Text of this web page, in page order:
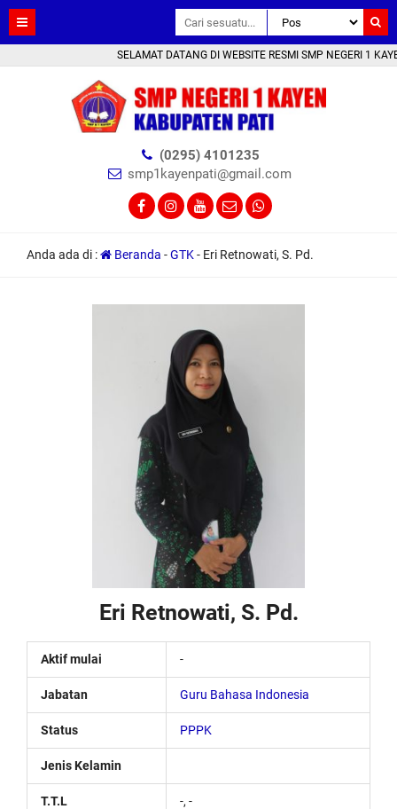
SELAMAT DATANG DI WEBSITE RESMI SMP NEGERI 1
(0295) 4101235
smp1kayenpati@gmail.com
Anda ada di : Beranda -GTK- Eri Retnowati, S. Pd.
Eri Retnowati, S. Pd.
Aktif mulai -
Jabatan Guru Bahasa Indonesia
Status PPPK
Jenis Kelamin
T.T.L -, -